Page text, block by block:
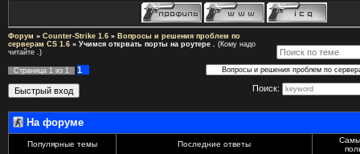
Форум » Counter-Strike 1.6 » Вопросы и решения проблем по
серверам CS 1.6 » Учимся открвать порты на роутере . (Кому надо
читайте .)
Страница 1 из 1
1
Поиск:
На форуме
Популярные темы Последние ответы